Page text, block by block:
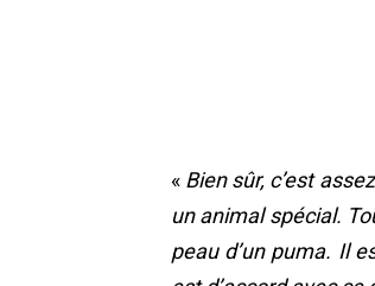
« Bien sûr, c’est
un animal spécial.
peau d’un puma. Il